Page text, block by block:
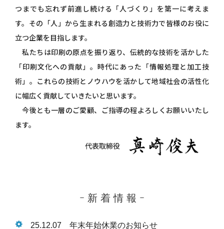
つまでも忘れず前進し続ける「人づくり」を第一に考えま
す。その「人」から生まれる創造力と技術力で皆様のお役に
立つ企業を目指します。
私たちは印刷の原点を振り返り、伝統的な技術を活かした
「印刷文化への貢献」。時代にあった「情報処理と加工技
術」。これらの技術とノウハウを活かして地域社会の活性化
に幅広く貢献していきたいと思います。
今後とも一層のご愛顧、ご指導の程よろしくお願いいたし
ます。
ｰ 新 着 情 報 ｰ
25.12.07 年末年始休業のお知らせ